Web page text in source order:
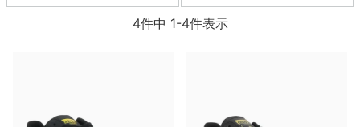
4件中 1-4件表示
8.1inch
8.2inch
60mm
ボーンズ STF（エスティーエフ）
ソフトウィール（クルーザー）
足回りセット（トラック・ウィールセット）
26cm7分袖シャツ・ラグラン
特定商取引法に基づく表記